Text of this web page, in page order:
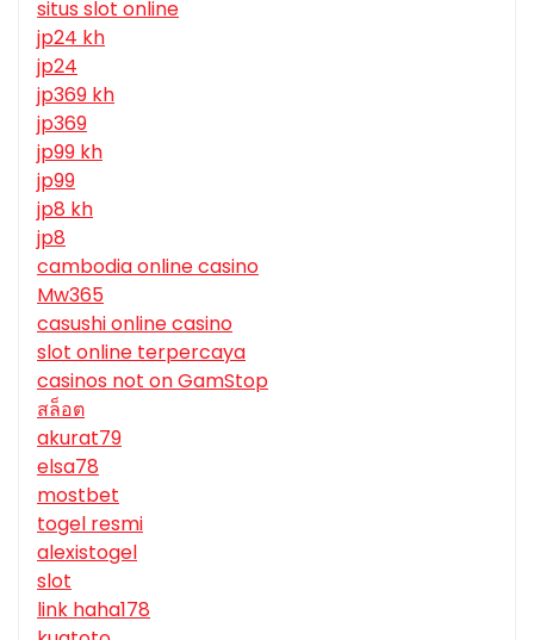
situs slot online
jp24 kh
jp24
jp369 kh
jp369
jp99 kh
jp99
jp8 kh
jp8
cambodia online casino
Mw365
casushi online casino
slot online terpercaya
casinos not on GamStop
สล็อต
akurat79
elsa78
mostbet
togel resmi
alexistogel
slot
link haha178